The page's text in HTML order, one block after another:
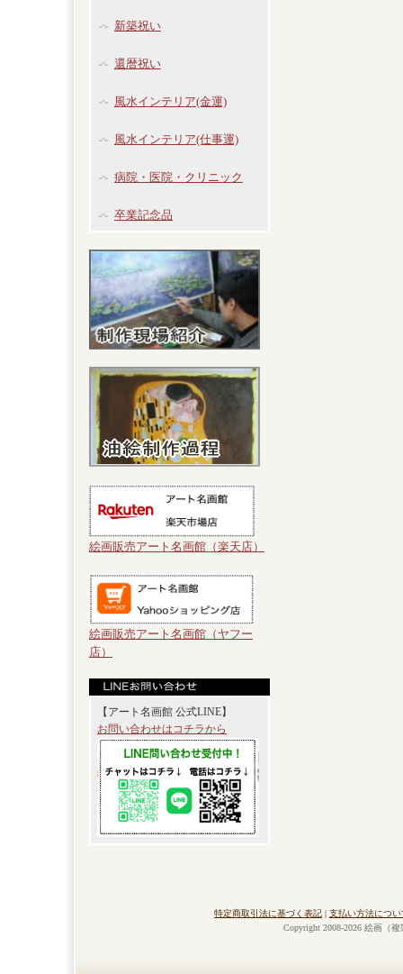
新築祝い
還暦祝い
風水インテリア(金運)
風水インテリア(仕事運)
病院・医院・クリニック
卒業記念品
絵画販売アート名画館（楽天店）
絵画販売アート名画館（ヤフー
店）
【アート名画館 公式LINE】
お問い合わせはコチラから
特定商取引法に基づく表記 | 支払い方法につい
Copyright 2008-2026 絵画（